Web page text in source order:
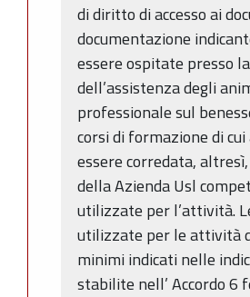
di diritto di accesso ai
documentazione
essere ospitate presso
dell’assistenza degli
professionale sul
corsi di formazione di
essere corredata,
della Azienda Usl
utilizzate per l’attività.
utilizzate per le attività
minimi indicati nelle
stabilite nell’ Accordo 6